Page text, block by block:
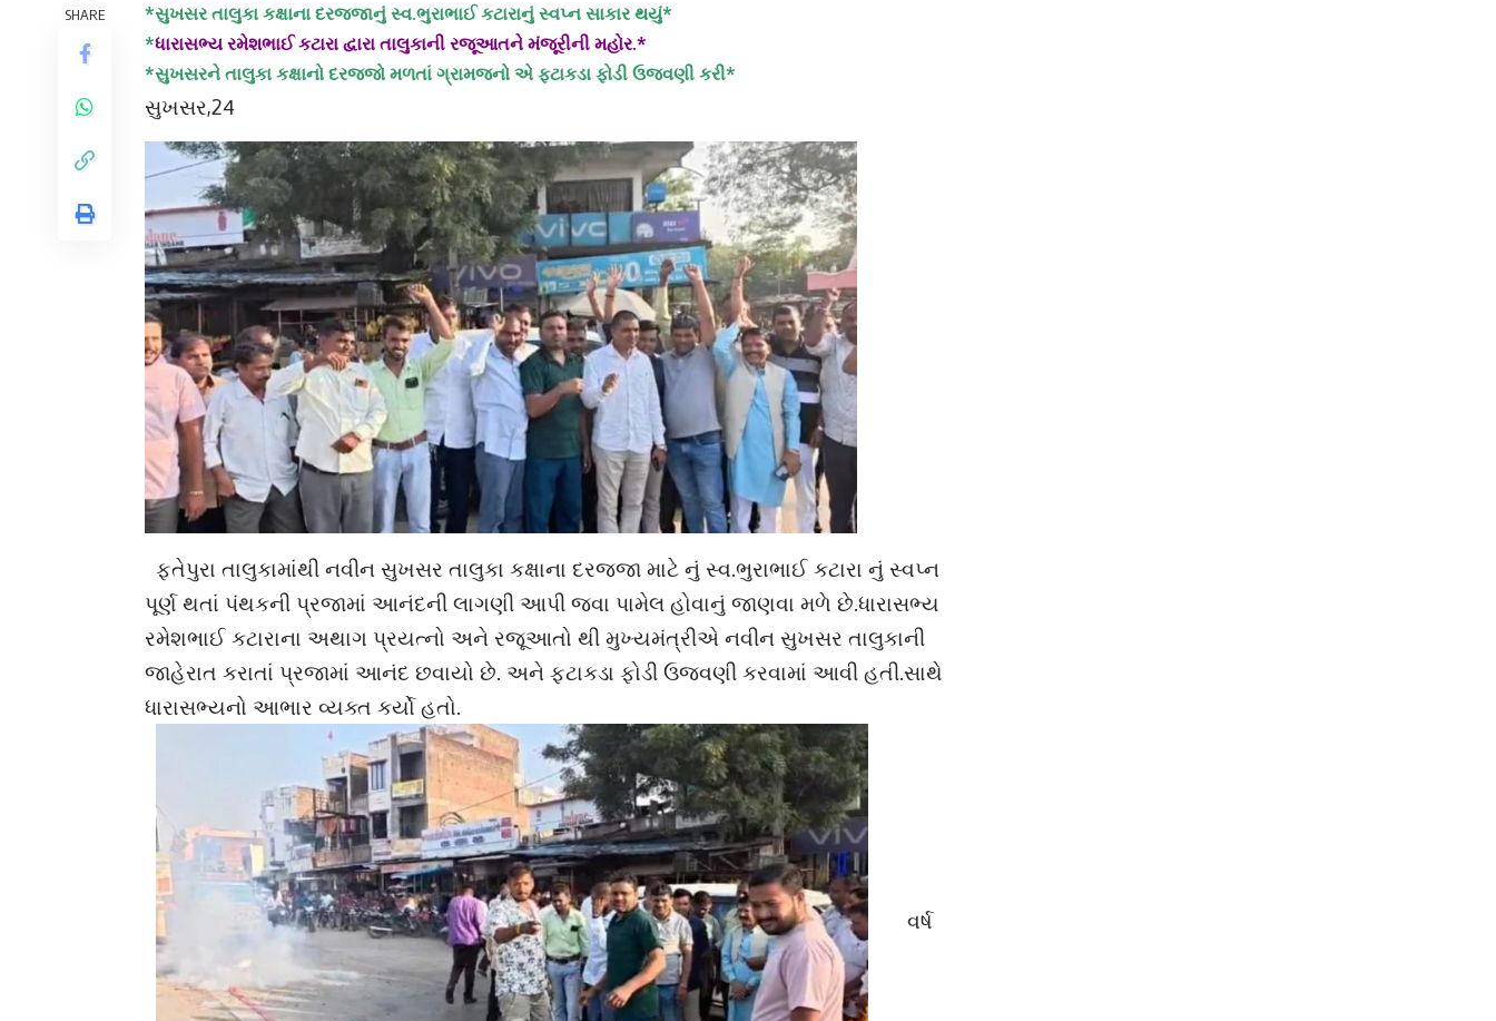
SHARE
*સુખસર તાલુકા કક્ષાના દરજ્જાનું સ્વ.ભુરાભાઈ કટારાનું સ્વપ્ન સાકાર થયું*
*ધારાસભ્ય રમેશભાઈ કટારા દ્વારા તાલુકાની રજૂઆતને મંજૂરીની મહોર.*
*સુખસરને તાલુકા કક્ષાનો દરજ્જો મળતાં ગ્રામજનો એ ફટાકડા ફોડી ઉજવણી કરી*
સુખસર,24
ફતેપુરા તાલુકામાંથી નવીન સુખસર તાલુકા કક્ષાના દરજ્જા માટે નું સ્વ.ભુરાભાઈ કટારા નું સ્વપ્ન
પૂર્ણ થતાં પંથકની પ્રજામાં આનંદની લાગણી આપી જવા પામેલ હોવાનું જાણવા મળે છે.ધારાસભ્ય
રમેશભાઈ કટારાના અથાગ પ્રયત્નો અને રજૂઆતો થી મુખ્યમંત્રીએ નવીન સુખસર તાલુકાની
જાહેરાત કરાતાં પ્રજામાં આનંદ છવાયો છે. અને ફટાકડા ફોડી ઉજવણી કરવામાં આવી હતી.સાથે
ધારાસભ્યનો આભાર વ્યક્ત કર્યો હતો.
વર્ષ